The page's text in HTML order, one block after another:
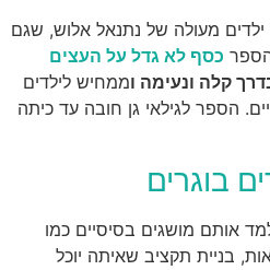
מעולה של נתנאל אלוש, שגם
כסף לא גדל על העצים
קלה ונעימה וממחיש לילדים
הספר לגילאי גן חובה עד כיתה
בוגרים
אותם מושגים בסיסיים כמו
בניית תקציב שאיתה יוכל